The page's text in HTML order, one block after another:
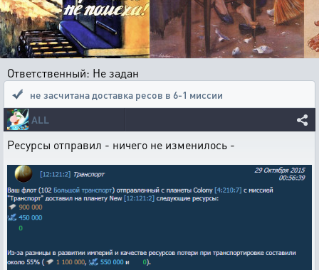
Ответственный: Не задан
не засчитана доставка ресов в 6-1 миссии
ALL
Ресурсы отправил - ничего не изменилось -